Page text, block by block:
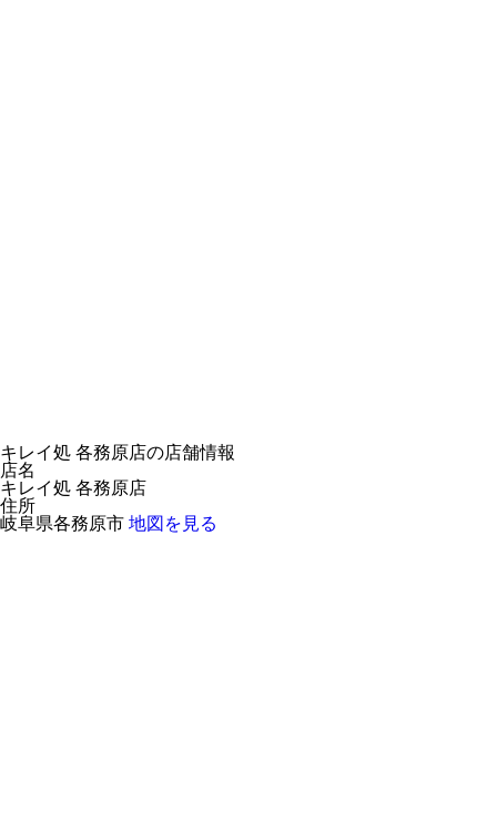
キレイ処 各務原店の店舗情報
店名
キレイ処 各務原店
住所
岐阜県各務原市 地図を見る